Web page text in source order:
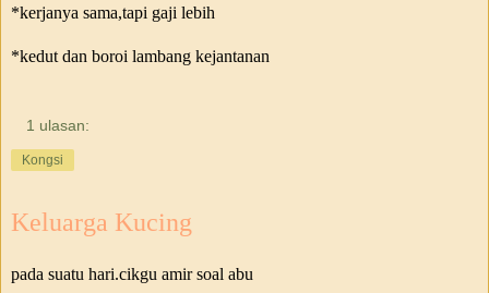
*kerjanya sama,tapi gaji lebih
*kedut dan boroi lambang kejantanan
1 ulasan:
Kongsi
Keluarga Kucing
pada suatu hari.cikgu amir soal abu